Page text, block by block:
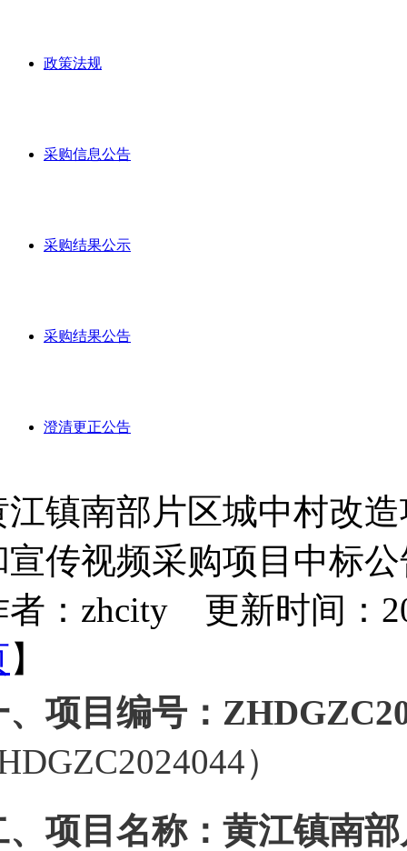
政策法规
采购信息公告
采购结果公示
采购结果公告
澄清更正公告
江镇南部片区城中村改
宣传视频采购项目中标
者：zhcity 更新时间：
】
、项目编号：
）
、项目名称：黄江镇南